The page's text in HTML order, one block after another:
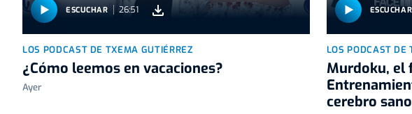
ESCUCHAR 26:51
LOS PODCAST DE TXEMA GUTIÉRREZ
¿Cómo leemos en vacaciones?
Ayer
ESCUCHAR
LOS PODCAST DE
Murdoku, el
cerebro sano